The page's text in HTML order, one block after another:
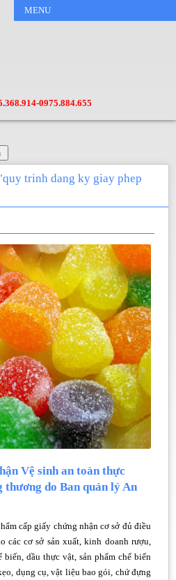
-0975.884.655
MENU
trinh dang ky giay phep
Vệ sinh an toàn thực
thương do Ban quản lý An
cấp giấy chứng nhận cơ sở đủ điều
các cơ sở sản xuất, kinh doanh rượu,
dầu thực vật, sản phẩm chế biến
dụng cụ, vật liệu bao gói, chứ đựng